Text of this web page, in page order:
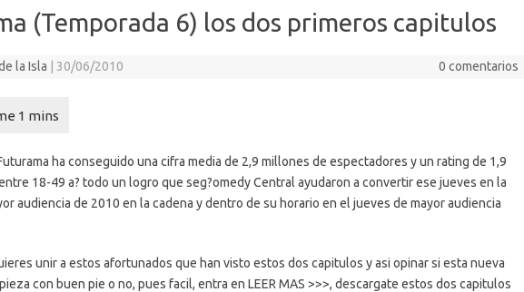
(Temporada 6) los dos primeros capitulos
la Isla 30/06/2010 0 comentarios
ha conseguido una cifra media de 2,9 millones de espectadores y un rating de 1,9
18-49 a? todo un logro que seg?omedy Central ayudaron a convertir ese jueves en la
audiencia de 2010 en la cadena y dentro de su horario en el jueves de mayor audiencia
unir a estos afortunados que han visto estos dos capitulos y asi opinar si esta nueva
con buen pie o no, pues facil, entra en LEER MAS >>>, descargate estos dos capitulos